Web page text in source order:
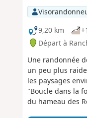
9,20 km
Départ à
Une randonnée
un peu plus
les paysages
"Boucle dans la
du hameau des